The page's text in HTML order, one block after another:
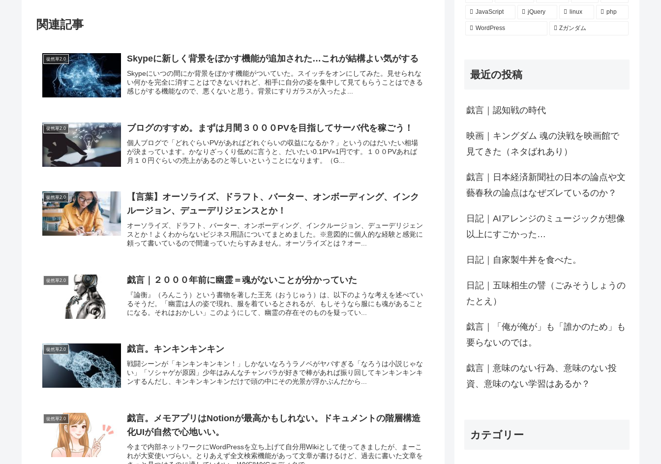
関連記事
徒然草2.0 Skypeに新しく背景をぼかす機能が追加された…これが結構よい気がする
Skypeにいつの間にか背景をぼかす機能がついていた。スイッチをオンにしてみた。見せられな
い何かを完全に消すことはできないけれど、相手に自分の姿を集中して見てもらうことはできる
感じがする機能なので、悪くないと思う。背景にすりガラスが入ったよ...
徒然草2.0 ブログのすすめ。まずは月間３０００PVを目指してサーバ代を稼ごう！
個人ブログで「どれぐらいPVがあればどれぐらいの収益になるか？」というのはだいたい相場
が決まっています。かなりざっくり低めに言うと、だいたい0.1PV=1円です。１００PVあれば
月１０円ぐらいの売上があるのと等しいということになります。（G...
徒然草2.0
【言葉】オーソライズ、ドラフト、バーター、オンボーディング、インク
ルージョン、デューデリジェンスとか！
オーソライズ、ドラフト、バーター、オンボーディング、インクルージョン、デューデリジェン
スとか！よくわからないビジネス用語についてまとめました。※意図的に個人的な経験と感覚に
頼って書いているので間違っていたらすみません。オーソライズとは？オー...
徒然草2.0 戯言｜２０００年前に幽霊＝魂がないことが分かっていた
『論衡』（ろんこう）という書物を著した王充（おうじゅう）は、以下のような考えを述べてい
るそうだ。「幽霊は人の姿で現れ、服を着ているとされるが、もしそうなら服にも魂があること
になる。それはおかしい」このようにして、幽霊の存在そのものを疑ってい...
徒然草2.0 戯言。キンキンキンキン
戦闘シーンが「キンキンキンキン！」しかないなろうラノベがヤバすぎる「なろうは小説じゃな
い」「ソシャゲが原因」少年はみんなチャンバラが好きで棒があれば振り回してキンキンキンキ
ンするんだし、キンキンキンキンだけで頭の中にその光景が浮かぶんだから...
徒然草2.0
戯言。メモアプリはNotionが最高かもしれない。ドキュメントの階層構造
化UIが自然で心地いい。
今まで内部ネットワークにWordPressを立ち上げて自分用Wikiとして使ってきましたが、まーこ
れが大変使いづらい。とりあえず全文検索機能があって文章が書けるけど、過去に書いた文章を
JavaScript jQuery linux php
WordPress Zガンダム
最近の投稿
戯言｜認知戦の時代
映画｜キングダム 魂の決戦を映画館で
見てきた（ネタばれあり）
戯言｜日本経済新聞社の日本の論点や文
藝春秋の論点はなぜズレているのか？
日記｜AIアレンジのミュージックが想像
以上にすごかった…
日記｜自家製牛丼を食べた。
日記｜五味相生の譬（ごみそうしょうの
たとえ）
戯言｜「俺が俺が」も「誰かのため」も
要らないのでは。
戯言｜意味のない行為、意味のない投
資、意味のない学習はあるか？
カテゴリー